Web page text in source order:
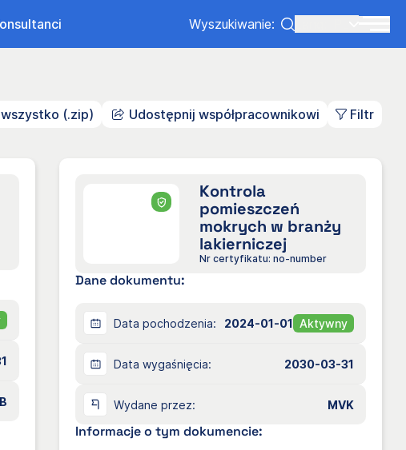
Wyszukiwanie:
(.zip) Udostępnij współpracownikowi Filtr
Kontrola
pomieszczeń
mokrych w branży
lakierniczej
Nr certyfikatu: no-number
Dane dokumentu:
Data pochodzenia: 2024-01-01 Aktywny
Data wygaśnięcia: 2030-03-31
Wydane przez: MVK
Informacje o tym dokumencie: